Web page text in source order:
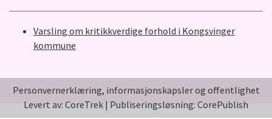
Varsling om kritikkverdige forhold i Kongsvinger
kommune
Personvernerklæring, informasjonskapsler og offentlighet
Levert av: CoreTrek | Publiseringsløsning: CorePublish